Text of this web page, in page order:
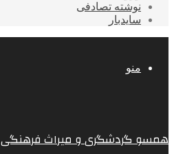
نوشته تصادفی
سایدبار
منو
همسو گردشگری و میراث فرهنگی